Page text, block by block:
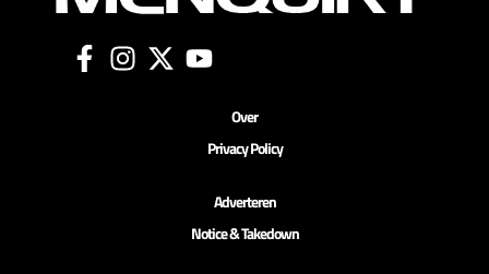
Over
Privacy Policy
Adverteren
Notice & Takedown